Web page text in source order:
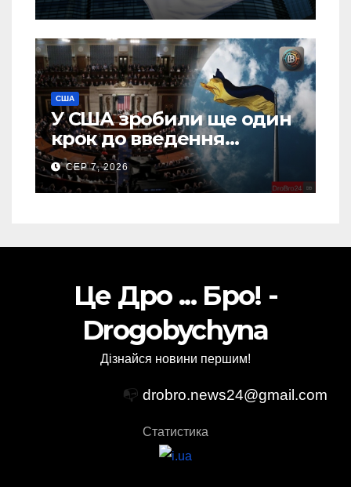
США
У США зробили ще один
крок до введення
“пекельних санкцій”
проти Росії
СЕР 7, 2026
Це Дро ... Бро! -
Drogobychyna
Дізнайся новини першим!
📭 drobro.news24@gmail.com
Статистика